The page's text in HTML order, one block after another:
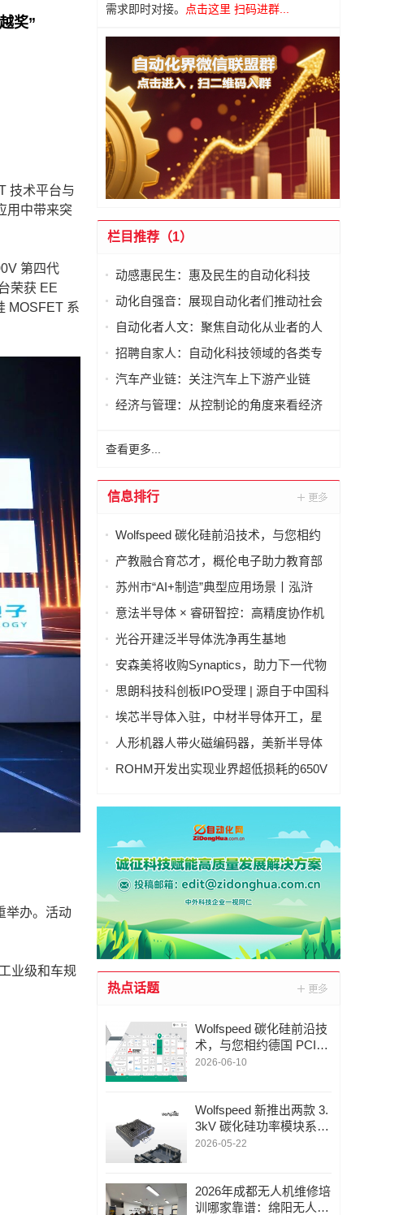
奖”
技术平台与
用中带来突
第四代
荣获 EE
MOSFET 系
举办。活动
业级和车规
需求即时对接。
点击这里 扫码进群...
栏目推荐（1）
动感惠民生：惠及民生的自动化科技
动化自强音：展现自动化者们推动社会
进步发出的响亮声音
自动化者人文：聚焦自动化从业者的人
文思考
招聘自家人：自动化科技领域的各类专
家及人才需求资讯
汽车产业链：关注汽车上下游产业链
经济与管理：从控制论的角度来看经济
查看更多...
信息排行
Wolfspeed 碳化硅前沿技术，与您相约
德国 PCIM 2026
产教融合育芯才，概伦电子助力教育部
集成电路“101计划”建设落地
苏州市“AI+制造”典型应用场景丨泓浒
AI+晶圆智控真空传输平台
意法半导体 × 睿研智控：高精度协作机
器人灵巧手
光谷开建泛半导体洗净再生基地
安森美将收购Synaptics，助力下一代物
理AI智能系统发展
思朗科技科创板IPO受理 | 源自于中国科
学院自动化研究所
埃芯半导体入驻，中材半导体开工，星
辰技术设备搬入，光谷半导体产业链有
人形机器人带火磁编码器，美新半导体
布局位置感知新风口
ROHM开发出实现业界超低损耗的650V
热点话题
Wolfspeed 碳化硅前沿技
术，与您相约德国 PCIM
2026
2026-06-10
Wolfspeed 新推出两款 3.
3kV 碳化硅功率模块系
列，助力应对能源需求的
2026-05-22
2026年成都无人机维修培
训哪家靠谱：绵阳无人机